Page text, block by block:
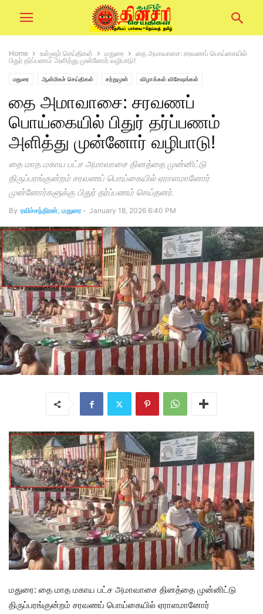
Home உள்ளூர் செய்திகள் மதுரை
தை அமாவாசை: சரவணப் பொய்கையில்
பிதுர் தர்ப்பணம் அளித்து முன்னோர் வழிபாடு!
மதுரை ஆன்மிகச் செய்திகள் சற்றுமுன் விழாக்கள் விசேஷங்கள்
தை அமாவாசை: சரவணப்
பொய்கையில் பிதுர் தர்ப்பணம்
அளித்து முன்னோர் வழிபாடு!
தை மாத மகாய பட்ச அமாவாசை தினத்தை முன்னிட்டு
திருப்பரங்குன்றம் சரவணப் பொய்கையில் ஏராளமானோர்
முன்னோர்களுக்கு பிதுர் தர்ப்பணம் செய்தனர்.
By ரவிச்சந்திரன், மதுரை - January 18, 2026 6:40 PM
மதுரை: தை மாத மகாய பட்ச அமாவாசை தினத்தை முன்னிட்டு
திருப்பரங்குன்றம் சரவணப் பொய்கையில் ஏராளமானோர்